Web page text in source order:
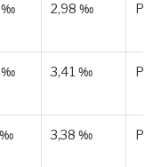
‰ 2,98 ‰
‰ 3,41 ‰
‰ 3,38 ‰